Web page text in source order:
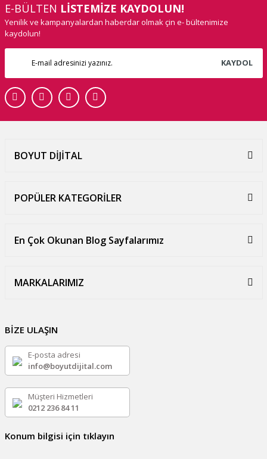
E-BÜLTEN LİSTEMİZE KAYDOLUN!
Yenilik ve kampanyalardan haberdar olmak çin e- bültenimize
kaydolun!
KAYDOL
BOYUT DİJİTAL
POPÜLER KATEGORİLER
En Çok Okunan Blog Sayfalarımız
MARKALARIMIZ
BİZE ULAŞIN
E-posta adresi
info@boyutdijital.com
Müşteri Hizmetleri
0212 236 84 11
Konum bilgisi için tıklayın